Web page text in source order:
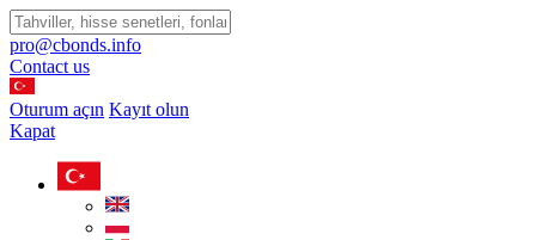
pro@cbonds.info
Contact us
Oturum açın Kayıt olun
Kapat